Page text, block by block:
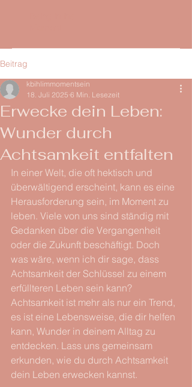
Beitrag
Erwecke dein Leben:
Wunder durch
Achtsamkeit entfalten
kbihlimmomentsein
18. Juli 2025 6 Min. Lesezeit
In einer Welt, die oft hektisch und
überwältigend erscheint, kann es eine
Herausforderung sein, im Moment zu
leben. Viele von uns sind ständig mit
Gedanken über die Vergangenheit
oder die Zukunft beschäftigt. Doch
was wäre, wenn ich dir sage, dass
Achtsamkeit der Schlüssel zu einem
erfüllteren Leben sein kann?
Achtsamkeit ist mehr als nur ein Trend,
es ist eine Lebensweise, die dir helfen
kann, Wunder in deinem Alltag zu
entdecken. Lass uns gemeinsam
erkunden, wie du durch Achtsamkeit
dein Leben erwecken kannst.